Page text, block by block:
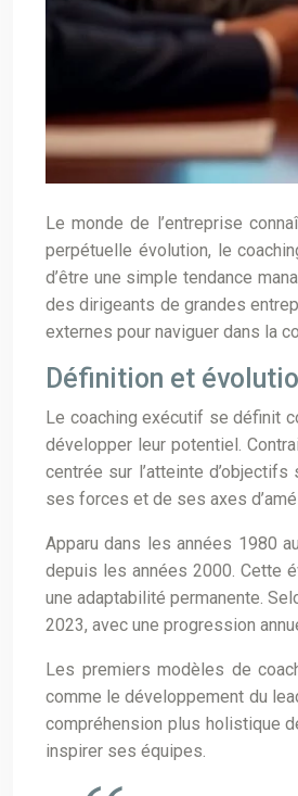
Le monde de l’entreprise
perpétuelle évolution, le
d’être une simple tendance
des dirigeants de grandes
externes pour naviguer dans la
Définition et
Le coaching exécutif se définit
développer leur potentiel.
centrée sur l’atteinte
ses forces et de ses axes
Apparu dans les années 1980
depuis les années 2000. Cette
une adaptabilité permanente.
2023, avec une progression
Les premiers modèles de
comme le développement du
compréhension plus holistique
inspirer ses équipes.